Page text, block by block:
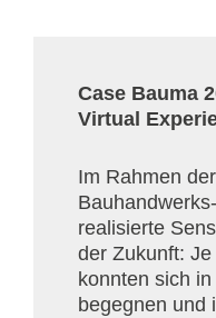
Case Bauma
Virtual
Im Rahmen
realisierte
der Zukunft:
konnten sich
begegnen und